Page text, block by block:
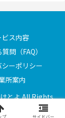
ビス内容
問（FAQ）
ーポリシー
所案内
とよ All Rights